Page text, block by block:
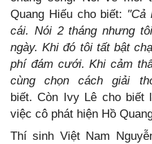
Quang Hiếu cho biết: "Cả
cái. Nói 2 tháng nhưng
ngày. Khi đó tôi tất bật
phí đám cưới. Khi cảm
cùng chọn cách giải
biết. Còn Ivy Lê cho
việc cô phát hiện Hồ
Thí sinh Việt Nam